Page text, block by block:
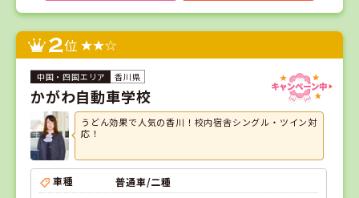
2位
香川県
かがわ自動車学校
うどん効果で人気の香川！校内宿舎シングル・ツイン対
応！
車種
普通車/二種